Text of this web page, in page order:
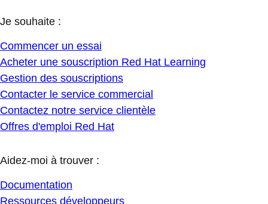
Je souhaite :
Commencer un essai
Acheter une souscription Red Hat Learning
Gestion des souscriptions
Contacter le service commercial
Contactez notre service clientèle
Offres d'emploi Red Hat
Aidez-moi à trouver :
Documentation
Ressources développeurs